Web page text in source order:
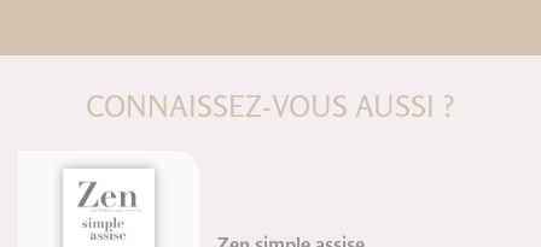
CONNAISSEZ-VOUS AUSSI ?
édition